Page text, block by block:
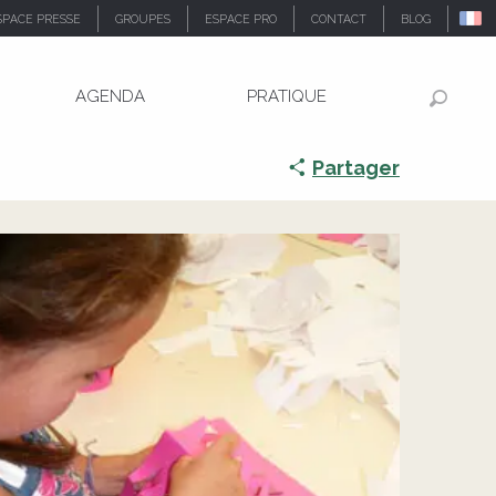
PRESSE GROUPES ESPACE PRO CONTACT BLOG
AGENDA PRATIQUE
Partager